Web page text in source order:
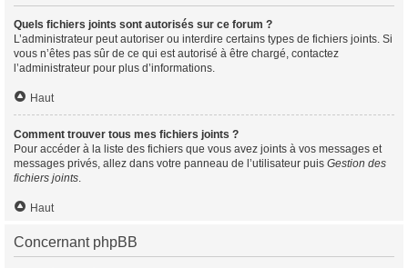
Quels fichiers joints sont autorisés sur ce forum ?
L’administrateur peut autoriser ou interdire certains types de fichiers joints. Si
vous n’êtes pas sûr de ce qui est autorisé à être chargé, contactez
l’administrateur pour plus d’informations.
Haut
Comment trouver tous mes fichiers joints ?
Pour accéder à la liste des fichiers que vous avez joints à vos messages et
messages privés, allez dans votre panneau de l’utilisateur puis Gestion des
fichiers joints.
Haut
Concernant phpBB